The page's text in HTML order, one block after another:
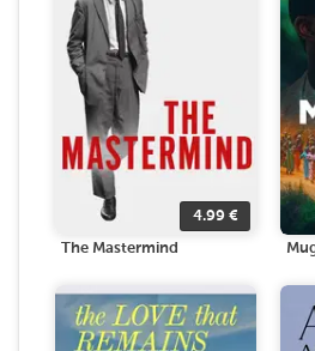
4.99 €
The Mastermind